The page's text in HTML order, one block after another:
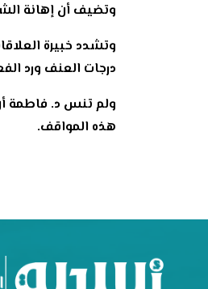
وتضيف أن إهانة
وتشدد خبيرة
درجات العنف ورد
ولم تنس د. فاطمة
هذه المواقف.